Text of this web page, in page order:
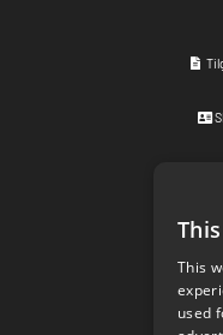
411
This
used